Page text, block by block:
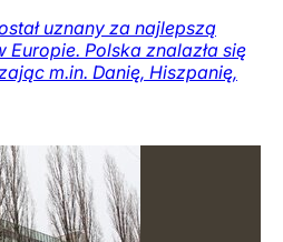
uznany za najlepszą
Polska znalazła się
m.in. Danię, Hiszpanię,